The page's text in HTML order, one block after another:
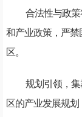
合法性与政
和产业政策，严
区。
规划引领，
区的产业发展规